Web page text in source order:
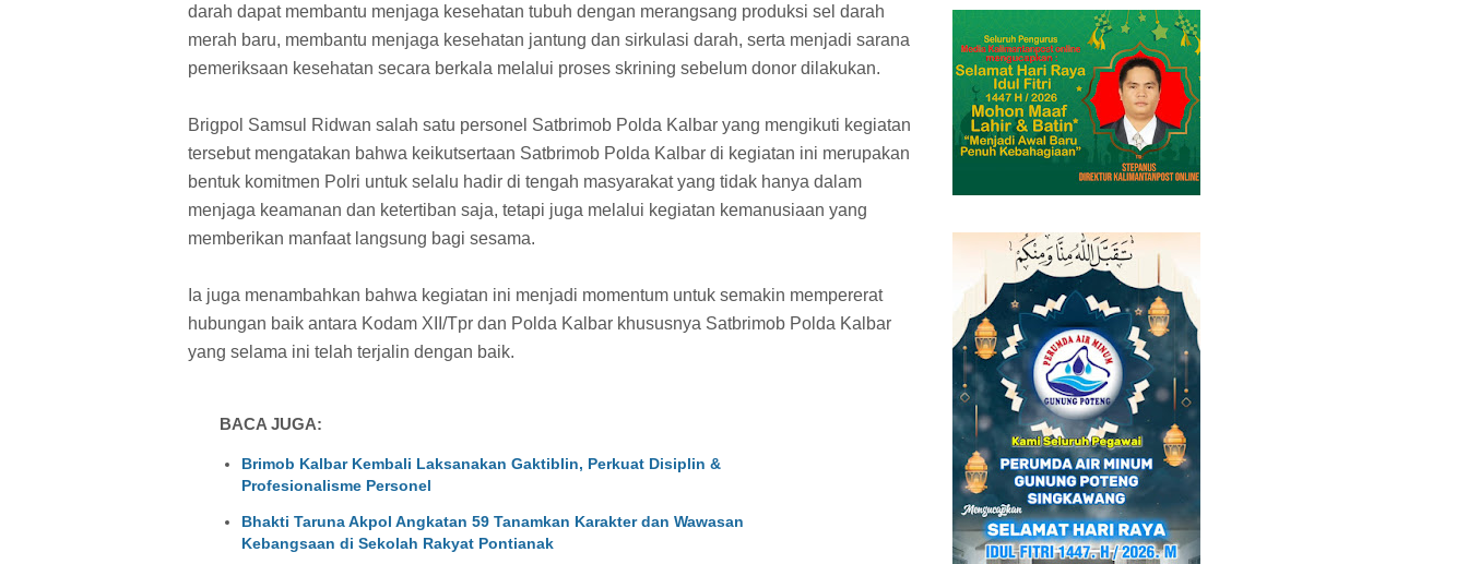
darah dapat membantu menjaga kesehatan tubuh dengan merangsang produksi sel darah
merah baru, membantu menjaga kesehatan jantung dan sirkulasi darah, serta menjadi sarana
pemeriksaan kesehatan secara berkala melalui proses skrining sebelum donor dilakukan.
Brigpol Samsul Ridwan salah satu personel Satbrimob Polda Kalbar yang mengikuti kegiatan
tersebut mengatakan bahwa keikutsertaan Satbrimob Polda Kalbar di kegiatan ini merupakan
bentuk komitmen Polri untuk selalu hadir di tengah masyarakat yang tidak hanya dalam
menjaga keamanan dan ketertiban saja, tetapi juga melalui kegiatan kemanusiaan yang
memberikan manfaat langsung bagi sesama.
Ia juga menambahkan bahwa kegiatan ini menjadi momentum untuk semakin mempererat
hubungan baik antara Kodam XII/Tpr dan Polda Kalbar khususnya Satbrimob Polda Kalbar
yang selama ini telah terjalin dengan baik.
BACA JUGA:
Brimob Kalbar Kembali Laksanakan Gaktiblin, Perkuat Disiplin &
Profesionalisme Personel
Bhakti Taruna Akpol Angkatan 59 Tanamkan Karakter dan Wawasan
Kebangsaan di Sekolah Rakyat Pontianak